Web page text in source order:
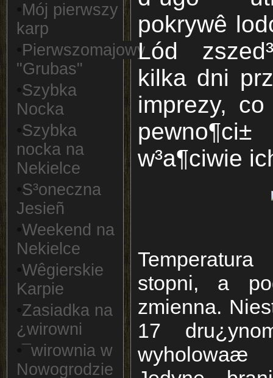
Mój pierwszy
karp
Pierwszomajowy
"Grubas"
Szybka
Nocka
Szybka
nocka na
Nekielce
S³oneczna
Jesieñ
Weekend na
Nekielce
Wêgierskie
Karpie
Zasiadka na
¿wirowni
¯wirownia w
Nowogrodzie
pokrywê
Lód
kilka dni
imprezy,
w³a¶ciwie
stopni, a
zmienna.
17